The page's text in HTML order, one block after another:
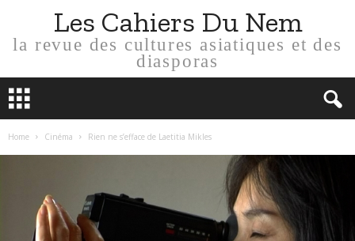
Les Cahiers Du Nem
la revue des cultures asiatiques et des
diasporas
Home Cinéma Rien ne s’efface de Laetitia Mikles